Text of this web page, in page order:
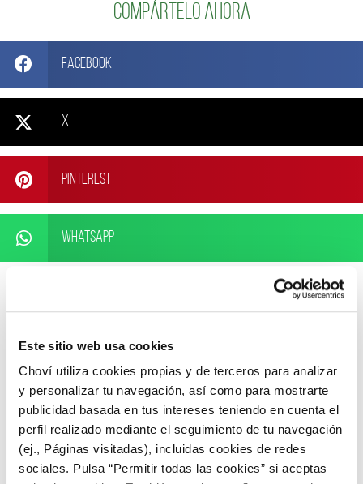
Este sitio web usa cookies
Choví utiliza cookies propias y de terceros para analizar
y personalizar tu navegación, así como para mostrarte
publicidad basada en tus intereses teniendo en cuenta el
perfil realizado mediante el seguimiento de tu navegación
(ej., Páginas visitadas), incluidas cookies de redes
sociales. Pulsa “Permitir todas las cookies” si aceptas
Compártelo ahora
Facebook
X
Pinterest
WhatsApp
ARTÍCULOS RELACIONADOS